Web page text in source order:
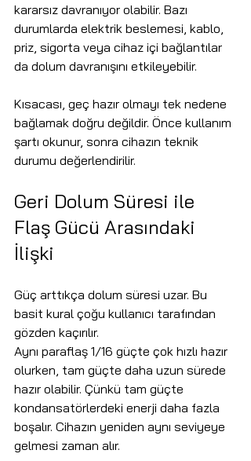
kararsız davranıyor olabilir. Bazı
durumlarda elektrik beslemesi, kablo,
priz, sigorta veya cihaz içi bağlantılar
da dolum davranışını etkileyebilir.
Kısacası, geç hazır olmayı tek nedene
bağlamak doğru değildir. Önce kullanım
şartı okunur, sonra cihazın teknik
durumu değerlendirilir.
Geri Dolum Süresi ile
Flaş Gücü Arasındaki
İlişki
Güç arttıkça dolum süresi uzar. Bu
basit kural çoğu kullanıcı tarafından
gözden kaçırılır.
Aynı paraflaş 1/16 güçte çok hızlı hazır
olurken, tam güçte daha uzun sürede
hazır olabilir. Çünkü tam güçte
kondansatörlerdeki enerji daha fazla
boşalır. Cihazın yeniden aynı seviyeye
gelmesi zaman alır.